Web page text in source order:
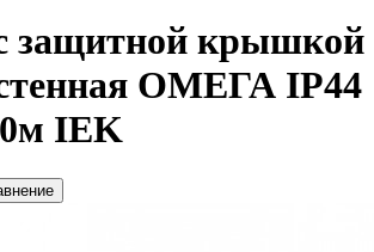
защитной крышкой
ОМЕГА IP44
IEK